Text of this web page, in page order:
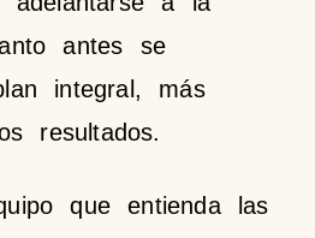
antes se
integral, más
resultados.
que entienda las